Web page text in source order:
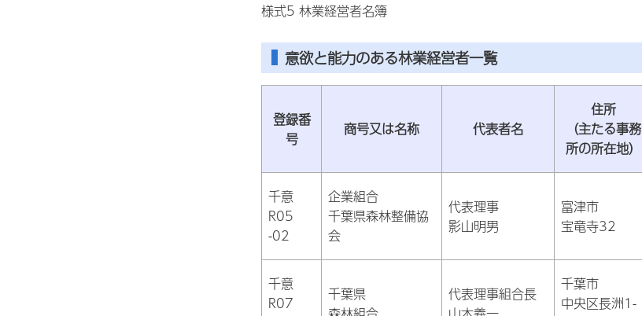
様式5 林業経営者名簿
意欲と能力のある林業経営者一覧
登録番
号
商号又は名称 代表者名
住所
（主たる事務
所の所在地）
千意
R05
-02
企業組合
千葉県森林整備協
会
代表理事
影山明男
富津市
宝竜寺32
千意
R07
千葉県
代表理事組合長
千葉市
中央区長洲1-